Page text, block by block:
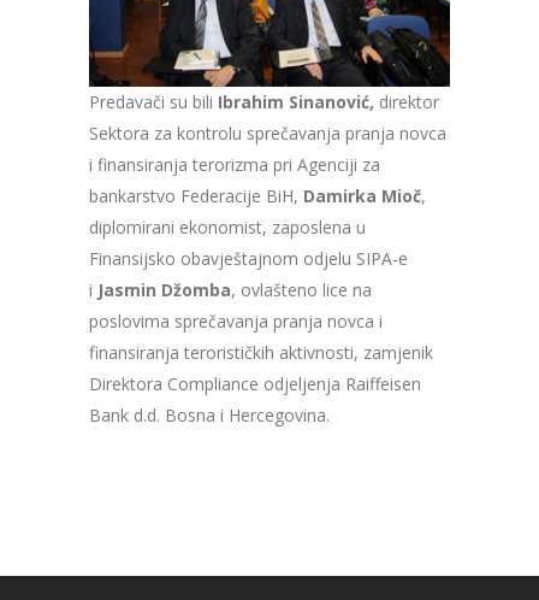
Predavači su bili Ibrahim Sinanović, direktor
Sektora za kontrolu sprečavanja pranja novca
i finansiranja terorizma pri Agenciji za
bankarstvo Federacije BiH, Damirka Mioč,
diplomirani ekonomist, zaposlena u
Finansijsko obavještajnom odjelu SIPA-e
i Jasmin Džomba, ovlašteno lice na
poslovima sprečavanja pranja novca i
finansiranja terorističkih aktivnosti, zamjenik
Direktora Compliance odjeljenja Raiffeisen
Bank d.d. Bosna i Hercegovina.